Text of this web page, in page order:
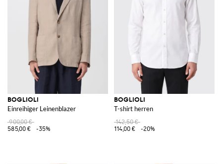
BOGLIOLI
Einreihiger Leinenblazer
900,00 €
585,00 €
-35%
BOGLIOLI
T-shirt herren
142,50 €
114,00 €
-20%